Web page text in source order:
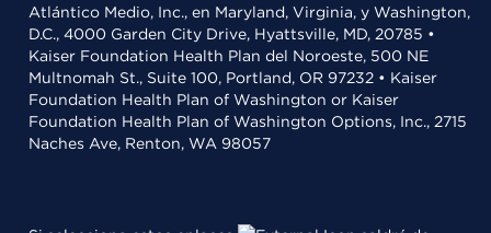
Atlántico Medio, Inc., en Maryland, Virginia, y Washington,
D.C., 4000 Garden City Drive, Hyattsville, MD, 20785 •
Kaiser Foundation Health Plan del Noroeste, 500 NE
Multnomah St., Suite 100, Portland, OR 97232 • Kaiser
Foundation Health Plan of Washington or Kaiser
Foundation Health Plan of Washington Options, Inc., 2715
Naches Ave, Renton, WA 98057